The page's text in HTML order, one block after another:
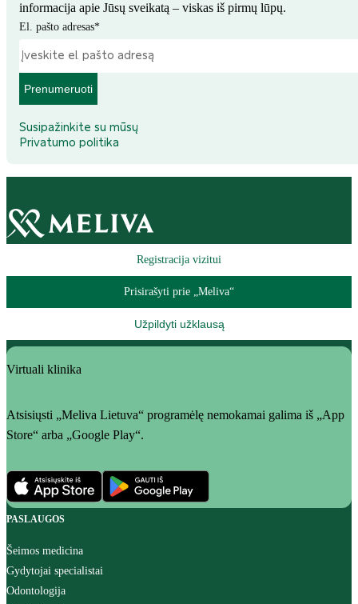
informacija apie Jūsų sveikatą – viskas iš pirmų lūpų.
El. pašto adresas*
Prenumeruoti
Susipažinkite su mūsų
Privatumo politika
Registracija vizitui
Prisirašyti prie „Meliva“
Užpildyti užklausą
Virtuali klinika
Atsisiųsti „Meliva Lietuva“ programėlę nemokamai galima iš „App
Store“ arba „Google Play“.
PASLAUGOS
Šeimos medicina
Gydytojai specialistai
Odontologija